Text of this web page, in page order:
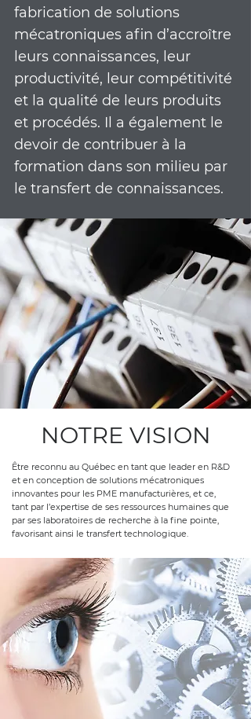
fabrication de solutions
mécatroniques afin d’accroître
leurs connaissances, leur
productivité, leur compétitivité
et la qualité de leurs produits
et procédés. Il a également le
devoir de contribuer à la
formation dans son milieu par
le transfert de connaissances.
NOTRE VISION
Être reconnu au Québec en tant que leader en R&D
et en conception de solutions mécatroniques
innovantes pour les PME manufacturières, et ce,
tant par l’expertise de ses ressources humaines que
par ses laboratoires de recherche à la fine pointe,
favorisant ainsi le transfert technologique.